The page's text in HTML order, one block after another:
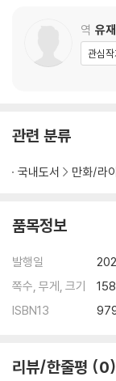
역 유
관심
관련 분류
국내도서 만화/라
품목정보
발행일
쪽수, 무게, 크기
ISBN13
리뷰/한줄평 0